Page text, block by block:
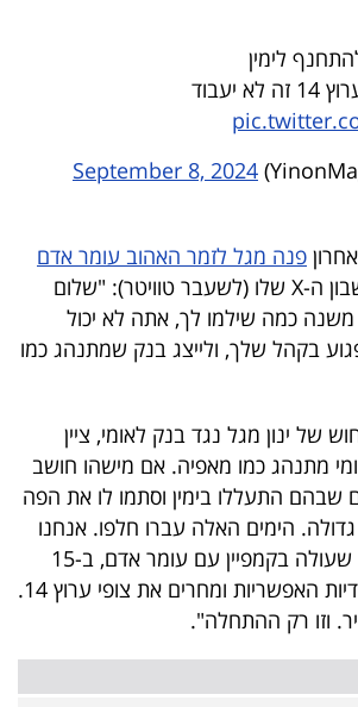
לימין
September 8, 2024
פנה מגל לזמר האהוב עומר אדם
במסר ברור דרך חשבון ה-X שלו (לשעבר טוויטר): "שלום
כמה שילמו לך, אתה לא יכול
בקהל שלך, ולייצג בנק שמתנהג כמו
של ינון מגל נגד בנק לאומי, ציין
מתנהג כמו מאפיה. אם מישהו חושב
שבהם התעללו בימין וסתמו לו את הפה
הימים האלה עברו חלפו. אנחנו
לא נשתוק מול בנק שעולה בקמפיין עם עומר אדם, ב-15
מיליון שקל בכל המדיות האפשריות ומחרים את צופי ערוץ 14.
וזו רק ההתחלה".